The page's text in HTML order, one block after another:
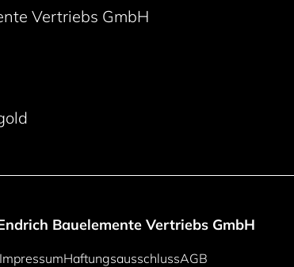
Vertriebs GmbH
Bauelemente Vertriebs GmbH
ImpressumHaftungsausschlussAGB